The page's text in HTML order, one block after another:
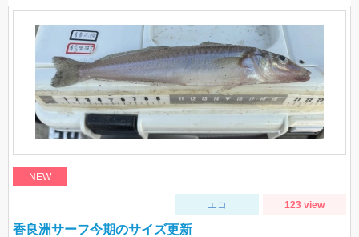
NEW
エコ 123 view
香良洲サーフ今期のサイズ更新